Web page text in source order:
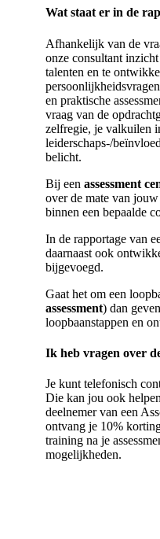
Wat staat er in de
Afhankelijk van de
onze consultant
talenten en te
en praktische
vraag van de
zelfregie, je valkuilen
leiderschaps-/
belicht.
Bij een assessment
over de mate van
binnen een bepaalde
In de rapportage van
daarnaast ook
bijgevoegd.
Gaat het om een
assessment) dan
loopbaanstappen en
Ik heb vragen over
Je kunt telefonisch
Die kan jou ook
deelnemer van een
ontvang je 10%
training na je
mogelijkheden.